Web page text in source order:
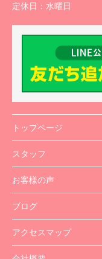
定休日： 水曜日
トップページ
スタッフ
お客様の声
ブログ
アクセスマップ